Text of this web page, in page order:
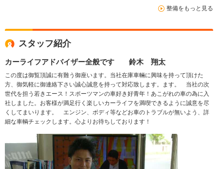
整備をもっと見る
スタッフ紹介
カーライフアドバイザー全般です 鈴木 翔太
この度は御覧頂誠に有難う御座います。当社在庫車輛に興味を持って頂けた
方、御気軽に御連絡下さい誠心誠意を持って対応致します。ます。 当社の次
世代を担う若きエース！スポーツマンの車好き好青年！あこがれの車の為に入
社しました。お客様が満足行く楽しいカーライフを満喫できるように誠意を尽
くしてまいります。 エンジン、ボディ等などお車のトラブルが無いよう、詳
細な車輌チェックします。心よりお待ちしております！